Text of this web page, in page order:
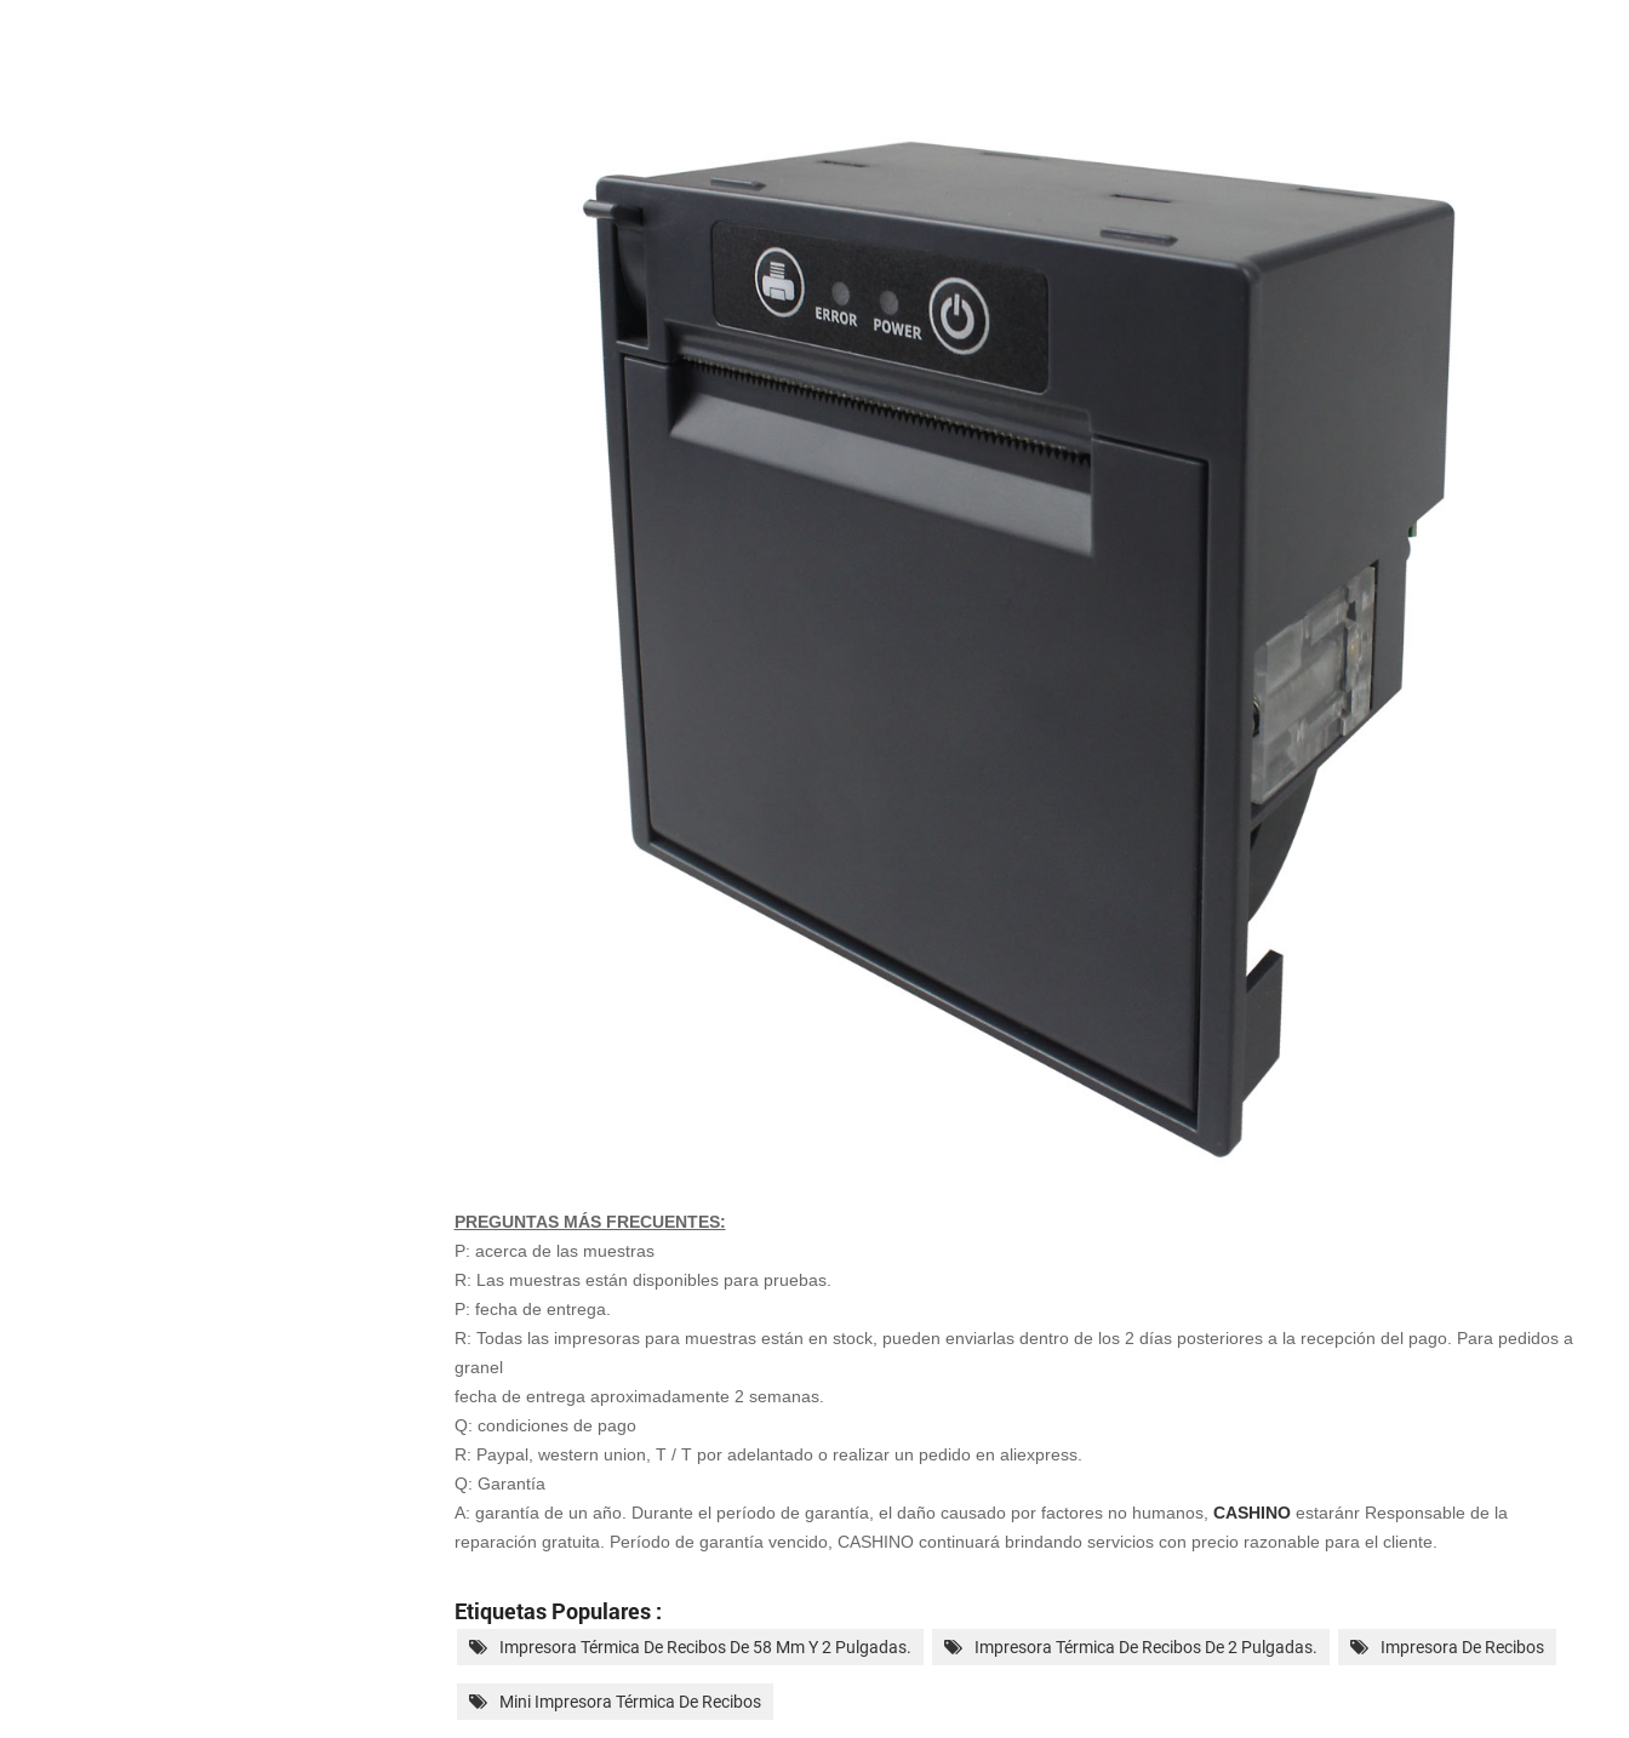
PREGUNTAS MÁS FRECUENTES:
P: acerca de las muestras
R: Las muestras están disponibles para pruebas.
P: fecha de entrega.
R: Todas las impresoras para muestras están en stock, pueden enviarlas dentro de los 2 días posteriores a la recepción del pago. Para pedidos a
granel
fecha de entrega aproximadamente 2 semanas.
Q: condiciones de pago
R: Paypal, western union, T / T por adelantado o realizar un pedido en aliexpress.
Q: Garantía
A: garantía de un año. Durante el período de garantía, el daño causado por factores no humanos, CASHINOestaránrResponsable de la
reparación gratuita. Período de garantía vencido, CASHINO continuará brindando servicios con precio razonable para el cliente.
Etiquetas Populares :
Impresora Térmica De Recibos De 58 Mm Y 2 Pulgadas. Impresora Térmica De Recibos De 2 Pulgadas. Impresora De Recibos
Mini Impresora Térmica De Recibos